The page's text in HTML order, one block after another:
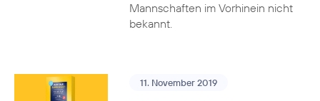
Mannschaften im Vorhinein nicht
bekannt.
11. November 2019